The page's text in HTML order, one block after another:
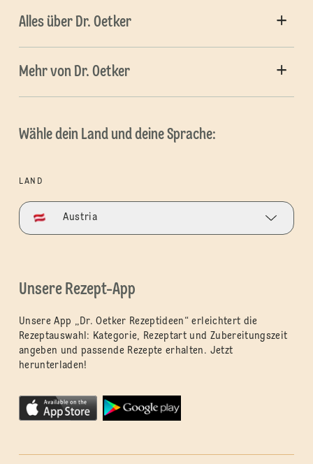
Alles über Dr. Oetker
Mehr von Dr. Oetker
Wähle dein Land und deine Sprache:
LAND
Austria
Unsere Rezept-App
Unsere App „Dr. Oetker Rezeptideen“ erleichtert die
Rezeptauswahl: Kategorie, Rezeptart und Zubereitungszeit
angeben und passende Rezepte erhalten. Jetzt
herunterladen!